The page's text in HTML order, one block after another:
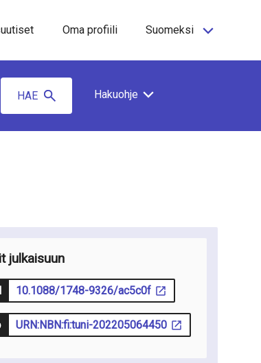
Oma profiili Suomeksi
HAE Hakuohje
julkaisuun
10.1088/1748-9326/ac5c0f
URN:NBN:fi:tuni-202205064450